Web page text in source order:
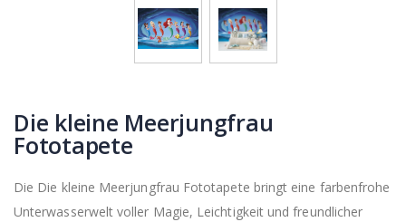
Die kleine Meerjungfrau
Fototapete
Die Die kleine Meerjungfrau Fototapete bringt eine farbenfrohe
Unterwasserwelt voller Magie, Leichtigkeit und freundlicher